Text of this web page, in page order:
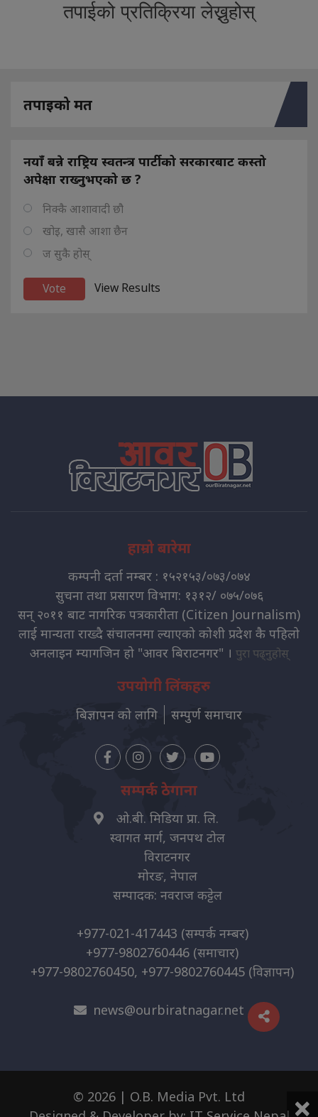
तपाईको प्रतिक्रिया लेख्नुहोस्
तपाइको मत
नयाँ बन्ने राष्ट्रिय स्वतन्त्र पार्टीको सरकारबाट कस्तो
अपेक्षा राख्नुभएको छ ?
निक्कै आशावादी छौ
खोइ, खासै आशा छैन
ज सुकै होस्
View Results
हाम्रो बारेमा
कम्पनी दर्ता नम्बर : १५२१५३/०७३/०७४
सुचना तथा प्रसारण विभाग: १३१२/ ०७५/०७६
सन् २०११ बाट नागरिक पत्रकारीता (Citizen Journalism)
लाई मान्यता राख्दै संचालनमा ल्याएको कोशी प्रदेश कै पहिलो
अनलाइन म्यागजिन हो "आवर बिराटनगर" । पुरा पढ्नुहोस्
उपयोगी लिंकहरु
बिज्ञापन को लागि सम्पुर्ण समाचार
सम्पर्क ठेगाना
ओ.बी. मिडिया प्रा. लि.
स्वागत मार्ग, जनपथ टोल
विराटनगर
मोरङ, नेपाल
सम्पादक: नवराज कट्टेल
+977-021-417443 (सम्पर्क नम्बर)
+977-9802760446 (समाचार)
+977-9802760450, +977-9802760445 (विज्ञापन)
news@ourbiratnagar.net
© 2026 | O.B. Media Pvt. Ltd
×